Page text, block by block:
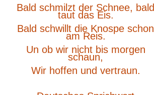
Bald schmilzt der Schnee, bald
taut das Eis.
Bald schwillt die Knospe schon
am Reis.
Un ob wir nicht bis morgen
schaun,
Wir hoffen und vertraun.